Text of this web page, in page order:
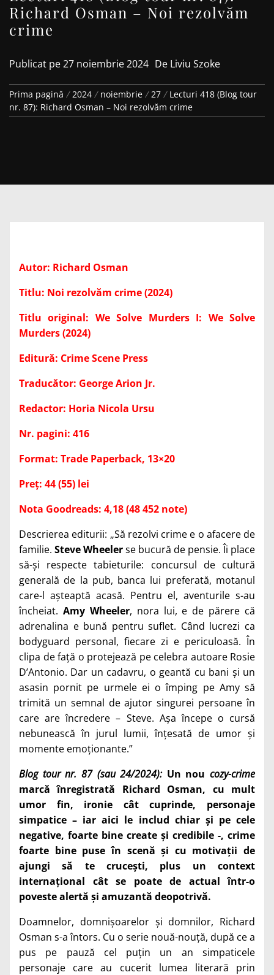
Richard Osman – Noi rezolvăm
crime
Publicat pe27 noiembrie 2024 De Liviu Szoke
Prima pagină 2024 noiembrie 27
Lecturi 418 (Blog tour
nr. 87): Richard Osman – Noi rezolvăm crime
Autor: Richard Osman
Titlu: Noi rezolvăm crime (2024)
Titlu original: We Solve Murders I: We Solve
Murders (2024)
Editură: Crime Scene Press
Traducător: George Arion Jr.
Redactor: Horia Nicola Ursu
Nr. pagini: 416
Format: Trade Paperback, 13×20
Preț: 44 (55) lei
Nota Goodreads: 4,18 (48 452 note)
Descrierea editurii: „Să rezolvi crime e o afacere de
familie. Steve Wheelerse bucură de pensie. Îi place
să-și respecte tabieturile: concursul de cultură
generală de la pub, banca lui preferată, motanul
care-l așteaptă acasă. Pentru el, aventurile s-au
încheiat. Amy Wheeler, nora lui, e de părere că
adrenalina e bună pentru suflet. Când lucrezi ca
bodyguard personal, fiecare zi e periculoasă. În
clipa de față o protejează pe celebra autoare Rosie
D’Antonio. Dar un cadavru, o geantă cu bani și un
asasin pornit pe urmele ei o împing pe Amy să
trimită un semnal de ajutor singurei persoane în
care are încredere – Steve. Așa începe o cursă
nebunească în jurul lumii, înțesată de umor și
momente emoționante.”
Blog tour nr. 87 (sau 24/2024): Un nou cozy-crime
marcă înregistrată Richard Osman, cu mult
umor fin, ironie cât cuprinde, personaje
simpatice – iar aici le includ chiar și pe cele
negative, foarte bine create și credibile -, crime
foarte bine puse în scenă și cu motivații de
ajungi să te crucești, plus un context
internațional cât se poate de actual într-o
poveste alertă și amuzantă deopotrivă.
Doamnelor, domnișoarelor și domnilor, Richard
Osman s-a întors. Cu o serie nouă-nouță, după ce a
pus pe pauză cel puțin un an simpaticele
personaje care au cucerit lumea literară prin